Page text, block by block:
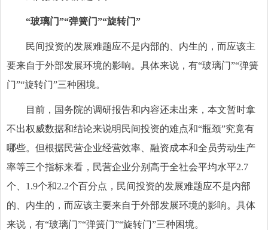
“玻璃门”“弹簧门”“旋转门”
民间投资的发展难题应不是内部的、内生的，而应该主
要来自于外部发展环境的影响。具体来说，有“玻璃门”“弹簧
门”“旋转门”三种困境。
目前，国务院的调研报告和内容还未出来，本文暂时拿
不出权威数据和结论来说明民间投资的难点和“瓶颈”究竟有
哪些。但根据民营企业经营效率、融资成本和全员劳动生产
率等三个指标来看，民营企业分别高于全社会平均水平2.7
个、1.9个和2.2个百分点，民间投资的发展难题应不是内部
的、内生的，而应该主要来自于外部发展环境的影响。具体
来说，有“玻璃门”“弹簧门”“旋转门”三种困境。